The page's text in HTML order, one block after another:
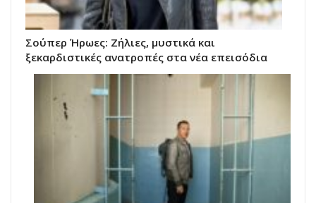
Σούπερ Ήρωες: Ζήλιες, μυστικά και
ξεκαρδιστικές ανατροπές στα νέα επεισόδια